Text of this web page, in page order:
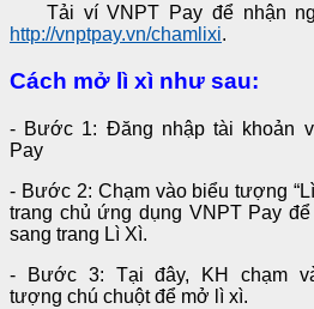
Tải ví VNPT Pay để nhận
http://vnptpay.vn/chamlixi.
Cách mở lì xì như sau:
- Bước 1: Đăng nhập tài khoản
Pay
- Bước 2: Chạm vào biểu tượng
trang chủ ứng dụng VNPT Pay để
sang trang Lì Xì.
- Bước 3: Tại đây, KH chạm
tượng chú chuột để mở lì xì.